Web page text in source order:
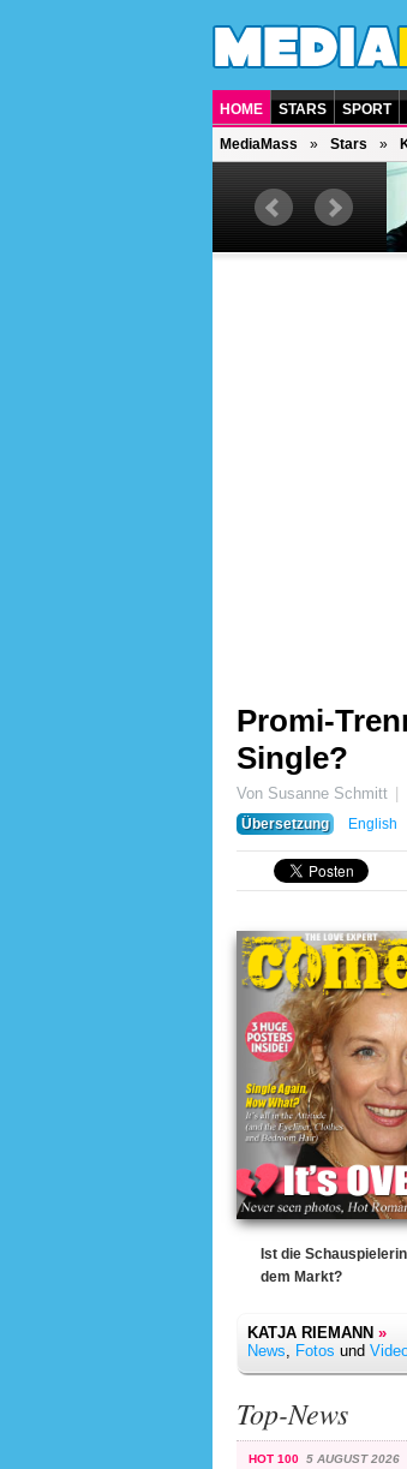
HOME STARS SPORT
MediaMass Stars
Deutsche Sängerin
Promi-
Single?
Von Susanne Schmitt
Übersetzung
English
Ist die
dem Markt?
KATJA RIEMANN »
News, Fotos und
Top-News
HOT 100 5 AUGUST 2026